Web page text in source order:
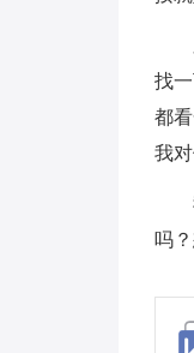
找
都
我
吗